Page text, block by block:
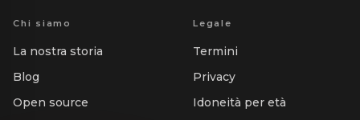
Chi siamo
La nostra storia
Blog
Open source
Legale
Termini
Privacy
Idoneità per età